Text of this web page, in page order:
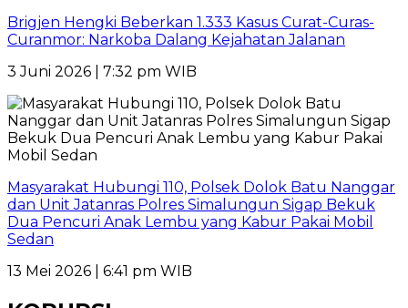
Brigjen Hengki Beberkan 1.333 Kasus Curat-Curas-
Curanmor: Narkoba Dalang Kejahatan Jalanan
3 Juni 2026 | 7:32 pm WIB
Masyarakat Hubungi 110, Polsek Dolok Batu Nanggar
dan Unit Jatanras Polres Simalungun Sigap Bekuk
Dua Pencuri Anak Lembu yang Kabur Pakai Mobil
Sedan
13 Mei 2026 | 6:41 pm WIB